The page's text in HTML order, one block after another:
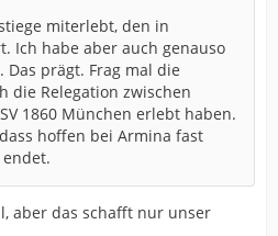
miterlebt, den in
Ich habe aber auch genauso
prägt. Frag mal die
die Relegation zwischen
1860 München erlebt haben.
hoffen bei Armina fast
aber das schafft nur unser